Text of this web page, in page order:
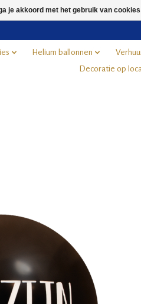
Helium ballonnen
Decoratie op
je akkoord met het gebruik van